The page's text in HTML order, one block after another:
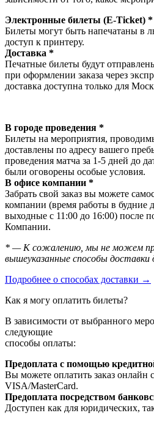
Электронные билеты (E-Ticket) *
Билеты могут быть напечатаны в
доступ к принтеру.
Доставка *
Печатные билеты будут
при оформлении заказа через
доставка доступна только для
В городе проведения *
Билеты на мероприятия,
доставлены по адресу вашего
проведения матча за 1-5 дней до
были оговорены особые условия.
В офисе компании *
Забрать свой заказ вы можете
компании (время работы в будние
выходные с 11:00 до 16:00) после
Компании.
* — К сожалению, мы не можем
вышеуказанные способы доставки
Подробнее о способах доставки →
Как я могу оплатить билеты?
В зависимости от выбранного
следующие
способы оплаты:
Предоплата с помощью
Вы можете оплатить заказ
VISA/MasterСard.
Предоплата посредством
Доступен как для юридических,